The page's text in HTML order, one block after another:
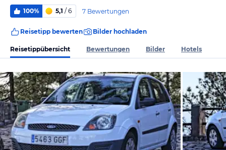
100% 5,1 / 6 7 Bewertungen
Reisetipp bewerten Bilder hochladen
Reisetippübersicht Bewertungen Bilder Hotels